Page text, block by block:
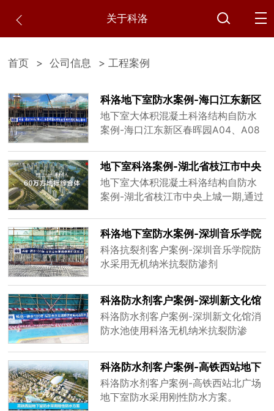
关于科洛
首页 > 公司信息 > 工程案例
科洛地下室防水案例-海口江东新区
春晖园
地下室大体积混凝土科洛结构自防水
案例-海口江东新区春晖园A04、A08
于海南三高两低独特气候条件很难满
足施工条件,通过专家论证采用新材料
新技术科洛结构自防水技术，节省
30%以上的成本，减少施工周期，寿
地下室科洛案例-湖北省枝江市中央
上城一期
地下室大体积混凝土科洛结构自防水
案例-湖北省枝江市中央上城一期,通过
自防水技术，节省30%以上的成本，
减少施工周期，寿命与结构同寿命。
科洛地下室防水案例-深圳音乐学院
科洛抗裂剂客户案例-深圳音乐学院防
水采用无机纳米抗裂防渗剂
科洛防水剂客户案例-深圳新文化馆
消防水池使用科洛无机纳米抗裂防
渗剂
科洛防水剂客户案例-深圳新文化馆消
防水池使用科洛无机纳米抗裂防渗
科洛防水剂客户案例-高铁西站地下
室防水采用刚性防水方案
科洛防水剂客户案例-高铁西站北广场
地下室防水采用刚性防水方案。